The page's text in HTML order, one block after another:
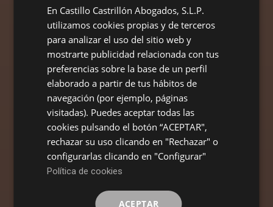
Derecho Laboral
Protegemos tus derechos como trabajador o
empresario: despidos, reclamaciones de salarios,
discriminaciones y accidentes laborales.
En Castillo Castrillón Abogados, S.L.P.
utilizamos cookies propias y de terceros
para analizar el uso del sitio web y
mostrarte publicidad relacionada con tus
preferencias sobre la base de un perfil
elaborado a partir de tus hábitos de
navegación (por ejemplo, páginas
visitadas). Puedes aceptar todas las
cookies pulsando el botón “ACEPTAR",
rechazar su uso clicando en "Rechazar" o
configurarlas clicando en "Configurar"
Política de cookies
ACEPTAR